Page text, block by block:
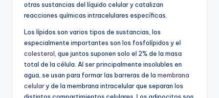
otras sustancias del líquido celular y catalizan
reacciones químicas intracelulares específicas.
Los lípidos son varios tipos de sustancias, los
especialmente importantes son los fosfolípidos y el
colesterol, que juntos suponen solo el 2% de la masa
total de la célula. Al ser principalmente insolubles en
agua, se usan para formar las barreras de la membrana
celulary de la membrana intracelular que separan los